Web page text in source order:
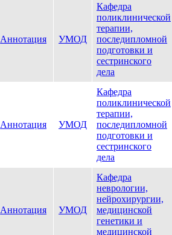
Аннотация УМОД
Кафедра
поликлинической
терапии,
последипломной
подготовки и
сестринского
дела
Аннотация УМОД
Кафедра
поликлинической
терапии,
последипломной
подготовки и
сестринского
дела
Аннотация УМОД
Кафедра
неврологии,
нейрохирургии,
медицинской
генетики и
медицинской